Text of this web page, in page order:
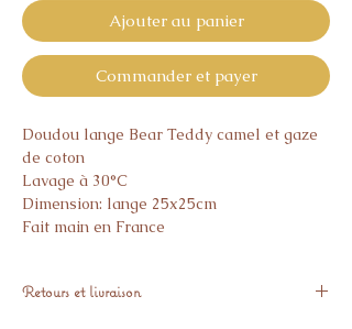
Ajouter au panier
Commander et payer
Doudou lange Bear Teddy camel et gaze
de coton
Lavage à 30°C
Dimension: lange 25x25cm
Fait main en France
Retours et livraison